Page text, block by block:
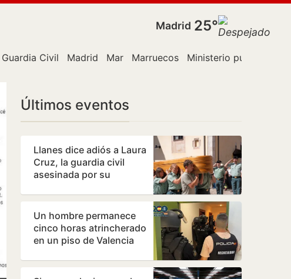
Madrid 25°
Guardia Civil Madrid Mar Marruecos Ministerio público
Últimos eventos
Llanes dice adiós a Laura
Cruz, la guardia civil
asesinada por su
Un hombre permanece
cinco horas atrincherado
en un piso de Valencia